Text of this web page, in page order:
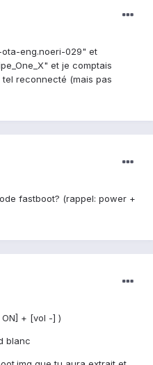
ota-eng.noeri-029" et
et je comptais
reconnecté (mais pas
fastboot? (rappel: power +
+ [vol -] )
blanc